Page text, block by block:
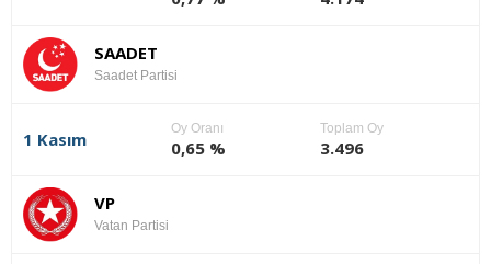
SAADET
Saadet Partisi
1 Kasım
Oy Oranı
0,65 %
Toplam Oy
3.496
VP
Vatan Partisi